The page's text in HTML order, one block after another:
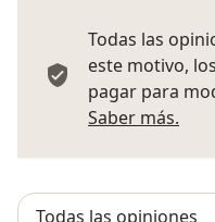
Todas las
este motivo,
pagar para
Saber más.